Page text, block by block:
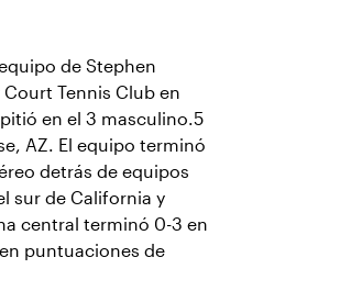
de Stephen
Tennis Club en
en el 3 masculino.5
AZ. El equipo terminó
detrás de equipos
sur de California y
central terminó 0-3 en
puntuaciones de